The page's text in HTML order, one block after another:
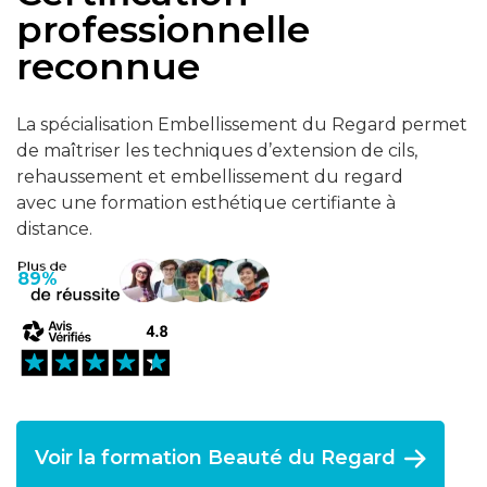
professionnelle
reconnue
La spécialisation Embellissement du Regard permet
de maîtriser les techniques d’extension de cils,
rehaussement et embellissement du regard
avec une formation esthétique certifiante à
distance.
89%
Voir la formation Beauté du Regard